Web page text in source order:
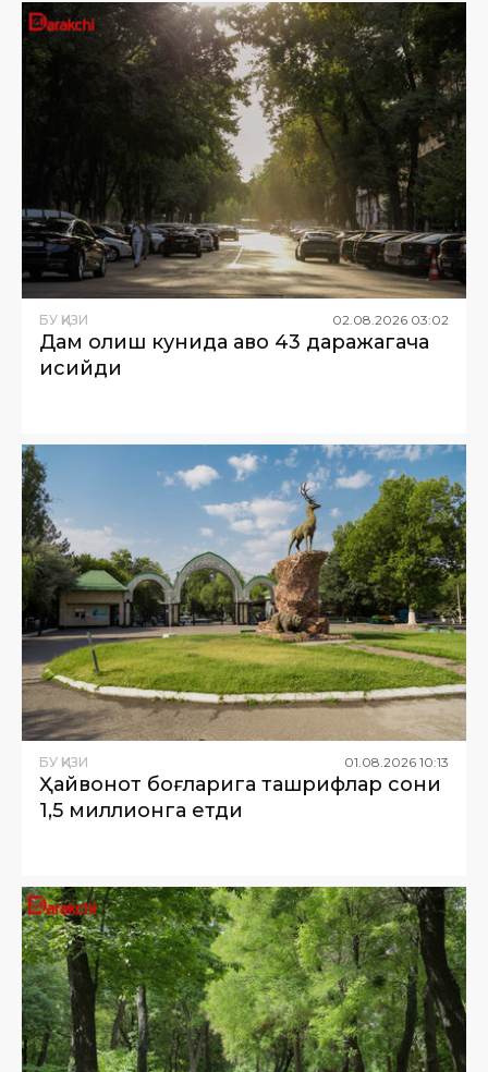
БУ ҚИЗИҚ 02.08.2026 03:02
Дам олиш кунида ҳаво 43 даражагача
исийди
БУ ҚИЗИҚ 01.08.2026 10:13
Ҳайвонот боғларига ташрифлар сони
1,5 миллионга етди